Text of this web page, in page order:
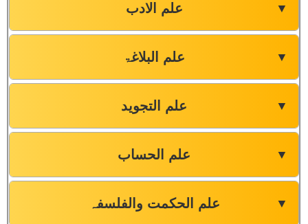
علم الادب ▼
علم البلاغۃ ▼
علم التجوید ▼
علم الحساب ▼
علم الحکمت والفلسفہ ▼